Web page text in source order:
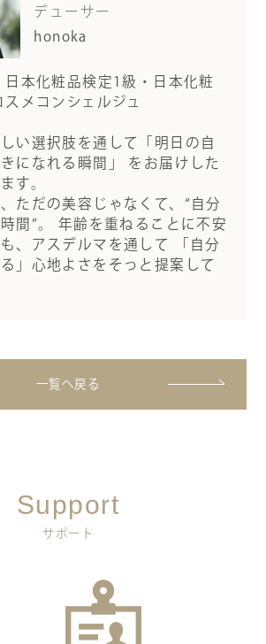
デューサー
honoka
日本化粧品検定1級・日本化粧
メコンシェルジュ
い選択肢を通して「明日の自
になれる瞬間」 をお届けした
す。
ただの美容じゃなくて、“自分
間”。 年齢を重ねることに不安
、アスデルマを通して 「自分
」心地よさをそっと提案して
一覧へ戻る
Support
サポート